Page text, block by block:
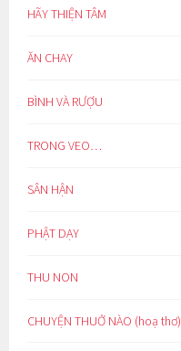
HÃY THIỆN TÂM
ĂN CHAY
BÌNH VÀ RƯỢU
TRONG VEO…
SÂN HẬN
PHẬT DẠY
THU NON
CHUYỆN THUỞ NÀO (hoạ thơ)